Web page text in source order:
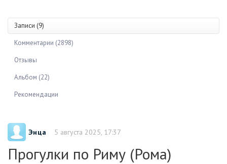
Записи (9)
Комментарии (2898)
Отзывы
Альбом (22)
Рекомендации
Энца 5 августа 2025, 17:37
Прогулки по Риму (Рома)